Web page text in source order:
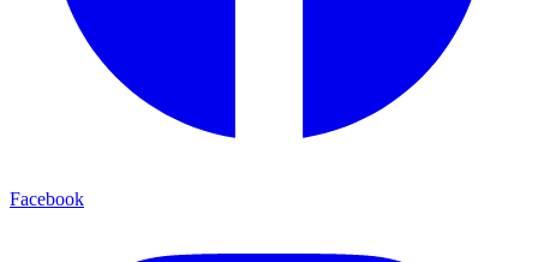
Facebook